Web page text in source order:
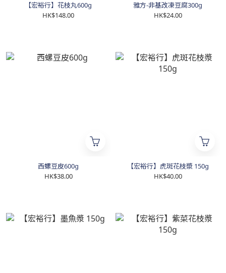
【宏裕行】花枝丸600g
HK$148.00
雅方-非基改凍豆腐300g
HK$24.00
西螺豆皮600g
HK$38.00
【宏裕行】虎斑花枝漿 150g
HK$40.00